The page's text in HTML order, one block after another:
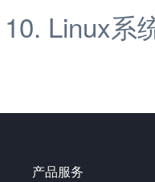
Linux系
产品服务